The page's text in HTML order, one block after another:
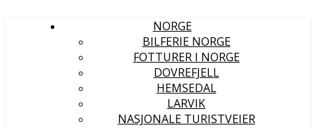
NORGE
BILFERIE NORGE
FOTTURER I NORGE
DOVREFJELL
HEMSEDAL
LARVIK
NASJONALE TURISTVEIER